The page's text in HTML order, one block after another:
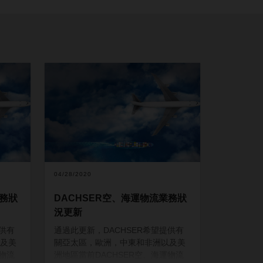
狀
有
美
04/28/2020
DACHSER空、海運物流業務狀
況更新
通過此更新，DACHSER希望提供有
關亞太區，歐洲，中東和非洲以及美